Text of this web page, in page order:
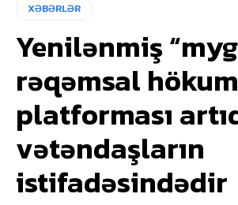
XƏBƏRLƏR
Yenilənmiş
rəqəmsal
platforması
vətəndaşların
istifadəsindədir